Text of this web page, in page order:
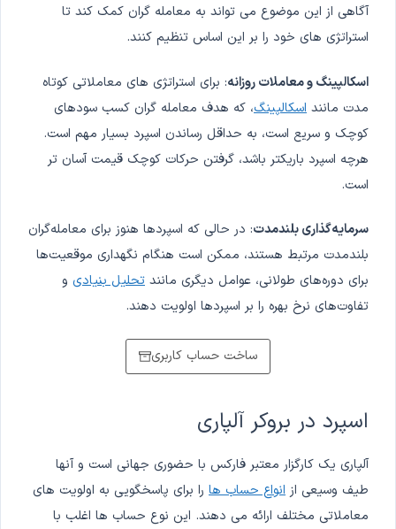
آگاهی از این موضوع می تواند به معامله گران کمک کند تا
استراتژی های خود را بر این اساس تنظیم کنند.
اسکالپینگ و معاملات روزانه: برای استراتژی های معاملاتی کوتاه
مدت مانند اسکالپینگ، که هدف معامله گران کسب سودهای
کوچک و سریع است، به حداقل رساندن اسپرد بسیار مهم است.
هرچه اسپرد باریکتر باشد، گرفتن حرکات کوچک قیمت آسان تر
است.
سرمایه‌گذاری بلندمدت: در حالی که اسپردها هنوز برای معامله‌گران
بلندمدت مرتبط هستند، ممکن است هنگام نگهداری موقعیت‌ها
برای دوره‌های طولانی، عوامل دیگری مانند تحلیل بنیادی و
تفاوت‌های نرخ بهره را بر اسپردها اولویت دهند.
ساخت حساب کاربری
اسپرد در بروکر آلپاری
آلپاری یک کارگزار معتبر فارکس با حضوری جهانی است و آنها
طیف وسیعی از انواع حساب ها را برای پاسخگویی به اولویت های
معاملاتی مختلف ارائه می دهند. این نوع حساب ها اغلب با